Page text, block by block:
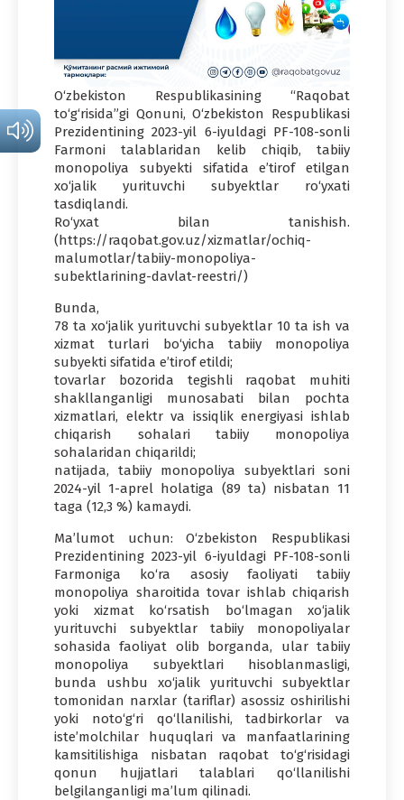
O‘zbekiston Respublikasining “Raqobat
to‘g‘risida”gi Qonuni, O‘zbekiston Respublikasi
Prezidentining 2023-yil 6-iyuldagi PF-108-sonli
Farmoni talablaridan kelib chiqib, tabiiy
monopoliya subyekti sifatida e’tirof etilgan
xo‘jalik yurituvchi subyektlar ro‘yxati
tasdiqlandi.
Ro‘yxat bilan tanishish.
(https://raqobat.gov.uz/xizmatlar/ochiq-
malumotlar/tabiiy-monopoliya-
subektlarining-davlat-reestri/)
Bunda,
78 ta xo‘jalik yurituvchi subyektlar 10 ta ish va
xizmat turlari bo‘yicha tabiiy monopoliya
subyekti sifatida e’tirof etildi;
tovarlar bozorida tegishli raqobat muhiti
shakllanganligi munosabati bilan pochta
xizmatlari, elektr va issiqlik energiyasi ishlab
chiqarish sohalari tabiiy monopoliya
sohalaridan chiqarildi;
natijada, tabiiy monopoliya subyektlari soni
2024-yil 1-aprel holatiga (89 ta) nisbatan 11
taga (12,3 %) kamaydi.
Ma’lumot uchun: O‘zbekiston Respublikasi
Prezidentining 2023-yil 6-iyuldagi PF-108-sonli
Farmoniga ko‘ra asosiy faoliyati tabiiy
monopoliya sharoitida tovar ishlab chiqarish
yoki xizmat ko‘rsatish bo‘lmagan xo‘jalik
yurituvchi subyektlar tabiiy monopoliyalar
sohasida faoliyat olib borganda, ular tabiiy
monopoliya subyektlari hisoblanmasligi,
bunda ushbu xo‘jalik yurituvchi subyektlar
tomonidan narxlar (tariflar) asossiz oshirilishi
yoki noto‘g‘ri qo‘llanilishi, tadbirkorlar va
iste’molchilar huquqlari va manfaatlarining
kamsitilishiga nisbatan raqobat to‘g‘risidagi
qonun hujjatlari talablari qo‘llanilishi
belgilanganligi ma’lum qilinadi.